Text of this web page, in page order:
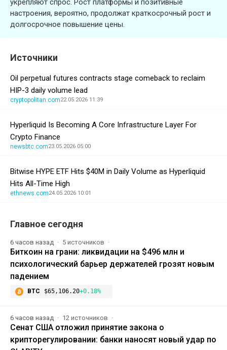
укрепляют спрос. Рост платформы и позитивные
настроения, вероятно, продолжат краткосрочный рост и
долгосрочное повышение цены.
Источники
Oil perpetual futures contracts stage comeback to reclaim
HIP-3 daily volume lead
cryptopolitan.com22.05.2026 11:39
Hyperliquid Is Becoming A Core Infrastructure Layer For
Crypto Finance
newsbtc.com23.05.2026 05:00
Bitwise HYPE ETF Hits $40M in Daily Volume as Hyperliquid
Hits All-Time High
ethnews.com24.05.2026 10:01
Главное сегодня
6 часов назад 5 источников
Биткоин на грани: ликвидации на $496 млн и
психологический барьер держателей грозят новым
падением
BTC $65,106.20+0.18%
6 часов назад 12 источников
Сенат США отложил принятие закона о
крипторегулировании: банки наносят новый удар по